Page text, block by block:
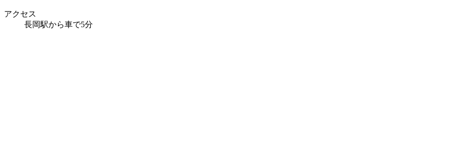
アクセス
長岡駅から車で5分